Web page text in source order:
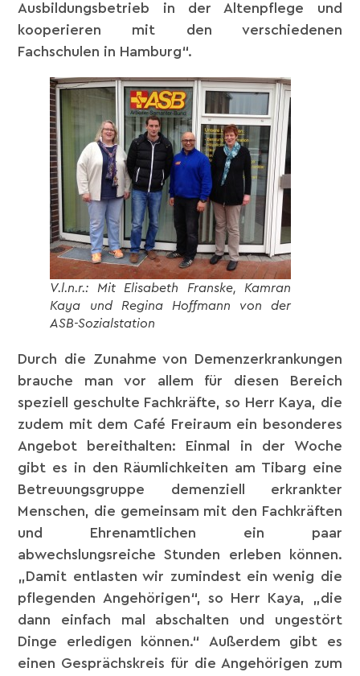
Ausbildungsbetrieb in der Altenpflege und
kooperieren mit den verschiedenen
Fachschulen in Hamburg“.
V.l.n.r.: Mit Elisabeth Franske, Kamran
Kaya und Regina Hoffmann von der
ASB-Sozialstation
Durch die Zunahme von Demenzerkrankungen
brauche man vor allem für diesen Bereich
speziell geschulte Fachkräfte, so Herr Kaya, die
zudem mit dem Café Freiraum ein besonderes
Angebot bereithalten: Einmal in der Woche
gibt es in den Räumlichkeiten am Tibarg eine
Betreuungsgruppe demenziell erkrankter
Menschen, die gemeinsam mit den Fachkräften
und Ehrenamtlichen ein paar
abwechslungsreiche Stunden erleben können.
„Damit entlasten wir zumindest ein wenig die
pflegenden Angehörigen“, so Herr Kaya, „die
dann einfach mal abschalten und ungestört
Dinge erledigen können.“ Außerdem gibt es
einen Gesprächskreis für die Angehörigen zum